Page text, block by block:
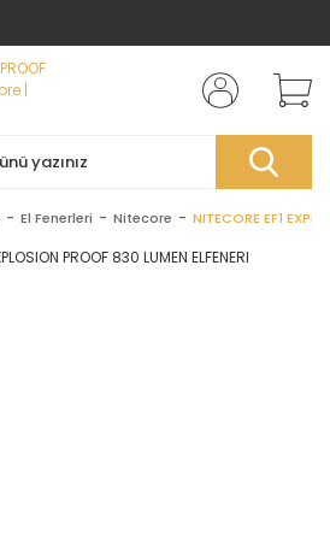
El Fenerleri Nitecore NITECORE EF1